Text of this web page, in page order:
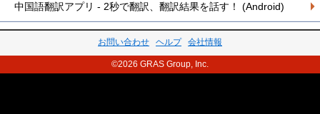
中国語翻訳アプリ - 2秒で翻訳、翻訳結果を話す！ (Android)
お問い合わせ ヘルプ 会社情報
©2026 GRAS Group, Inc.